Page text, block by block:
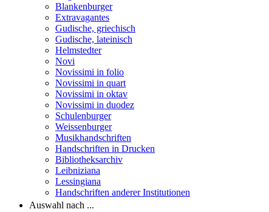
Blankenburger
Extravagantes
Gudische, griechisch
Gudische, lateinisch
Helmstedter
Novi
Novissimi in folio
Novissimi in quart
Novissimi in oktav
Novissimi in duodez
Schulenburger
Weissenburger
Musikhandschriften
Handschriften in Drucken
Bibliotheksarchiv
Leibniziana
Lessingiana
Handschriften anderer Institutionen
Auswahl nach ...